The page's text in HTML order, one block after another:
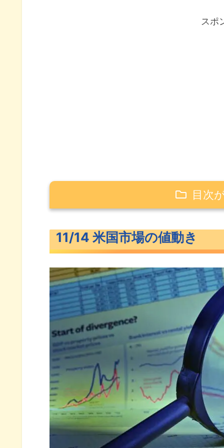
スポ
目次
爆上げした米主要3指数
S&P500ヒートマップ
セクター別パフォーマンス
S&P500チャート分析
米国市場のトピックス
予想を下回った消費者物価指数
米下院で新たなつなぎ予算可決
シカゴ連銀総裁インフレ目標達
11月の注目イベントについて
11/14 米国市場の値動き